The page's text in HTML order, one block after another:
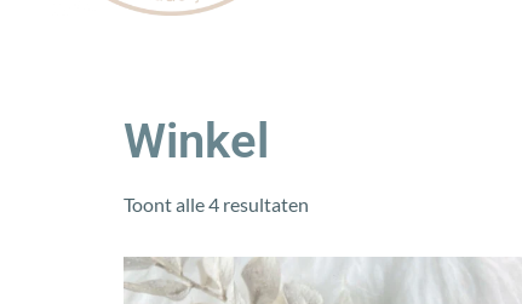
Winkel
Toont alle 4 resultaten